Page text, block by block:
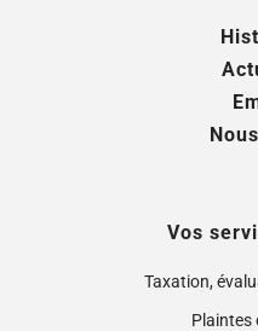
Vos
Taxation,
Plaintes